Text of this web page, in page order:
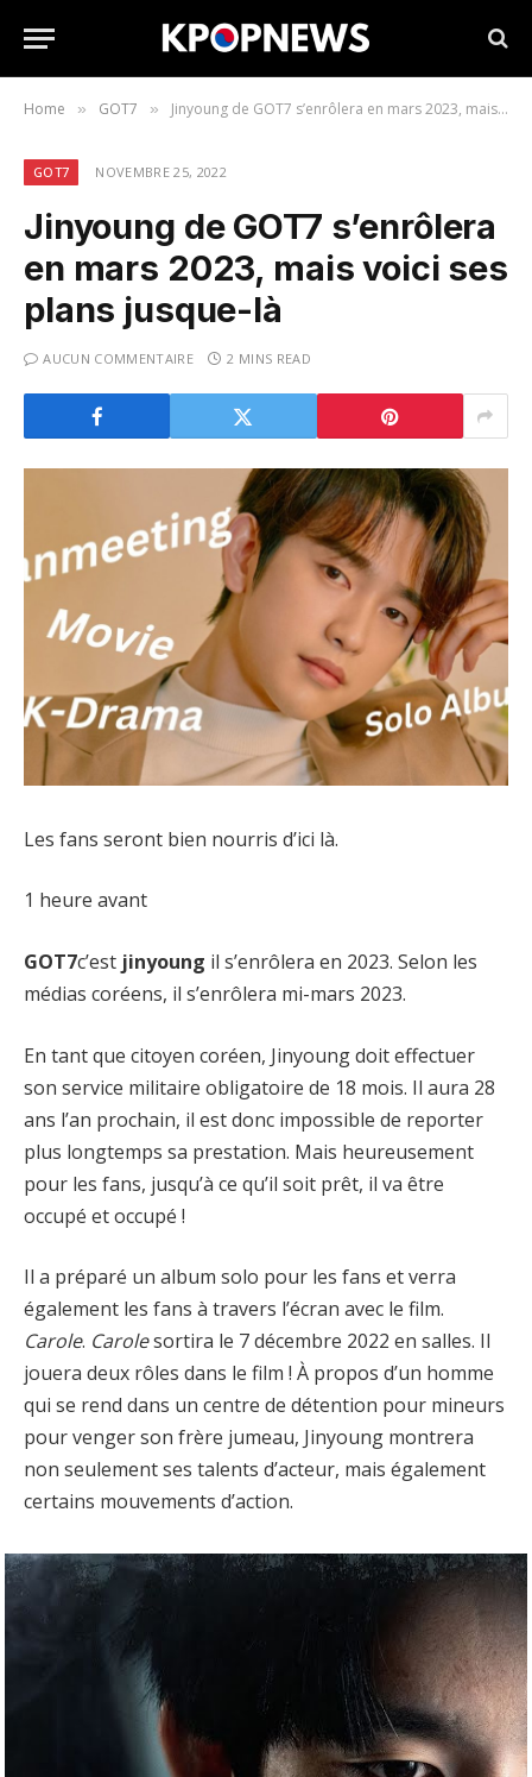
Home » GOT7 » Jinyoung de GOT7 s’enrôlera en mars 2023, mais voici ses plans jusque-là
GOT7 NOVEMBRE 25, 2022
Jinyoung de GOT7 s’enrôlera
en mars 2023, mais voici ses
plans jusque-là
AUCUN COMMENTAIRE 2 MINS READ
Les fans seront bien nourris d’ici là.
1 heure avant
GOT7c’est jinyoung il s’enrôlera en 2023. Selon les
médias coréens, il s’enrôlera mi-mars 2023.
En tant que citoyen coréen, Jinyoung doit effectuer
son service militaire obligatoire de 18 mois. Il aura 28
ans l’an prochain, il est donc impossible de reporter
plus longtemps sa prestation. Mais heureusement
pour les fans, jusqu’à ce qu’il soit prêt, il va être
occupé et occupé !
Il a préparé un album solo pour les fans et verra
également les fans à travers l’écran avec le film.
Carole. Carolesortira le 7 décembre 2022 en salles. Il
jouera deux rôles dans le film ! À propos d’un homme
qui se rend dans un centre de détention pour mineurs
pour venger son frère jumeau, Jinyoung montrera
non seulement ses talents d’acteur, mais également
certains mouvements d’action.